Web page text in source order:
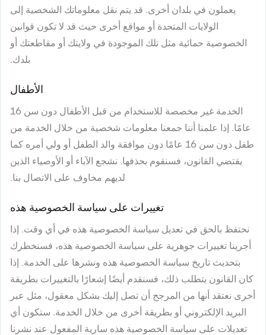
يعملون في بلدان أخرى. قد يتم نقل معلوماتك الشخصية إلى
الولايات المتحدة أو مواقع أخرى حيث قد لا تكون قوانين
الخصوصية حمائية مثل تلك الموجودة في ولايتك أو مقاطعتك أو
بلدك.
الأطفال
الخدمة غير مخصصة للاستخدام من قبل الأطفال دون سن 16
عامًا. إذا علمنا أننا جمعنا معلومات شخصية من خلال الخدمة من
طفل دون سن 16 عامًا دون موافقة والد الطفل أو ولي أمره كما
يقتضي القانون، فسنقوم بحذفها. نشجع الآباء أو الأوصياء الذين
لديهم مخاوف على الاتصال بنا.
تغييرات على سياسة الخصوصية هذه
نحتفظ بالحق في تعديل سياسة الخصوصية هذه في أي وقت. إذا
أجرينا تغييرات جوهرية على سياسة الخصوصية هذه، فسنخطرك
بتحديث تاريخ سياسة الخصوصية هذه ونشرها على الخدمة. إذا
كان القانون يتطلب ذلك، فسنقدم أيضًا إشعارًا بالتغييرات بطريقة
أخرى نعتقد أنها من المرجح أن تصل إليك بشكل معقول، مثل عبر
البريد الإلكتروني أو بطريقة أخرى من خلال الخدمة. ستكون أي
تعديلات على سياسة الخصوصية هذه سارية المفعول عند نشرنا